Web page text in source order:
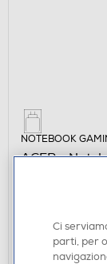
NOTEBOOK
ACER -
Acquisto
Ritiro in
Ci
parti, per